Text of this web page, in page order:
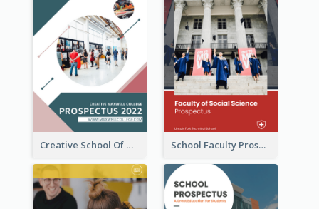
Creative School Of Media Prospectus School Faculty Prospectus